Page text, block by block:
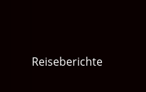
Reiseberichte